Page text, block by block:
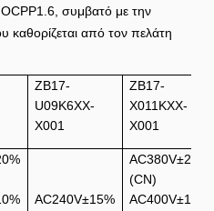
συμβατό με την
από τον πελάτη
ZB17-
U09K6XX-
X001
ZB17-
X011KXX-
X001
AC240V±15%
AC380V±20%
(CN)
AC400V±10%